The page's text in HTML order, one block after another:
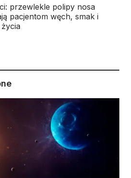
przewlekle polipy nosa
pacjentom węch, smak i